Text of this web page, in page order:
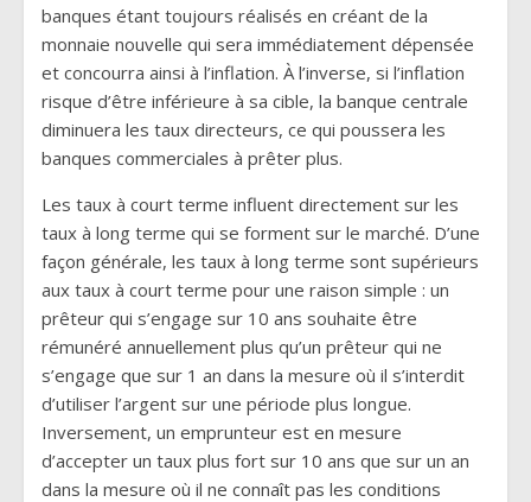
banques étant toujours réalisés en créant de la
monnaie nouvelle qui sera immédiatement dépensée
et concourra ainsi à l’inflation. À l’inverse, si l’inflation
risque d’être inférieure à sa cible, la banque centrale
diminuera les taux directeurs, ce qui poussera les
banques commerciales à prêter plus.
Les taux à court terme influent directement sur les
taux à long terme qui se forment sur le marché. D’une
façon générale, les taux à long terme sont supérieurs
aux taux à court terme pour une raison simple : un
prêteur qui s’engage sur 10 ans souhaite être
rémunéré annuellement plus qu’un prêteur qui ne
s’engage que sur 1 an dans la mesure où il s’interdit
d’utiliser l’argent sur une période plus longue.
Inversement, un emprunteur est en mesure
d’accepter un taux plus fort sur 10 ans que sur un an
dans la mesure où il ne connaît pas les conditions